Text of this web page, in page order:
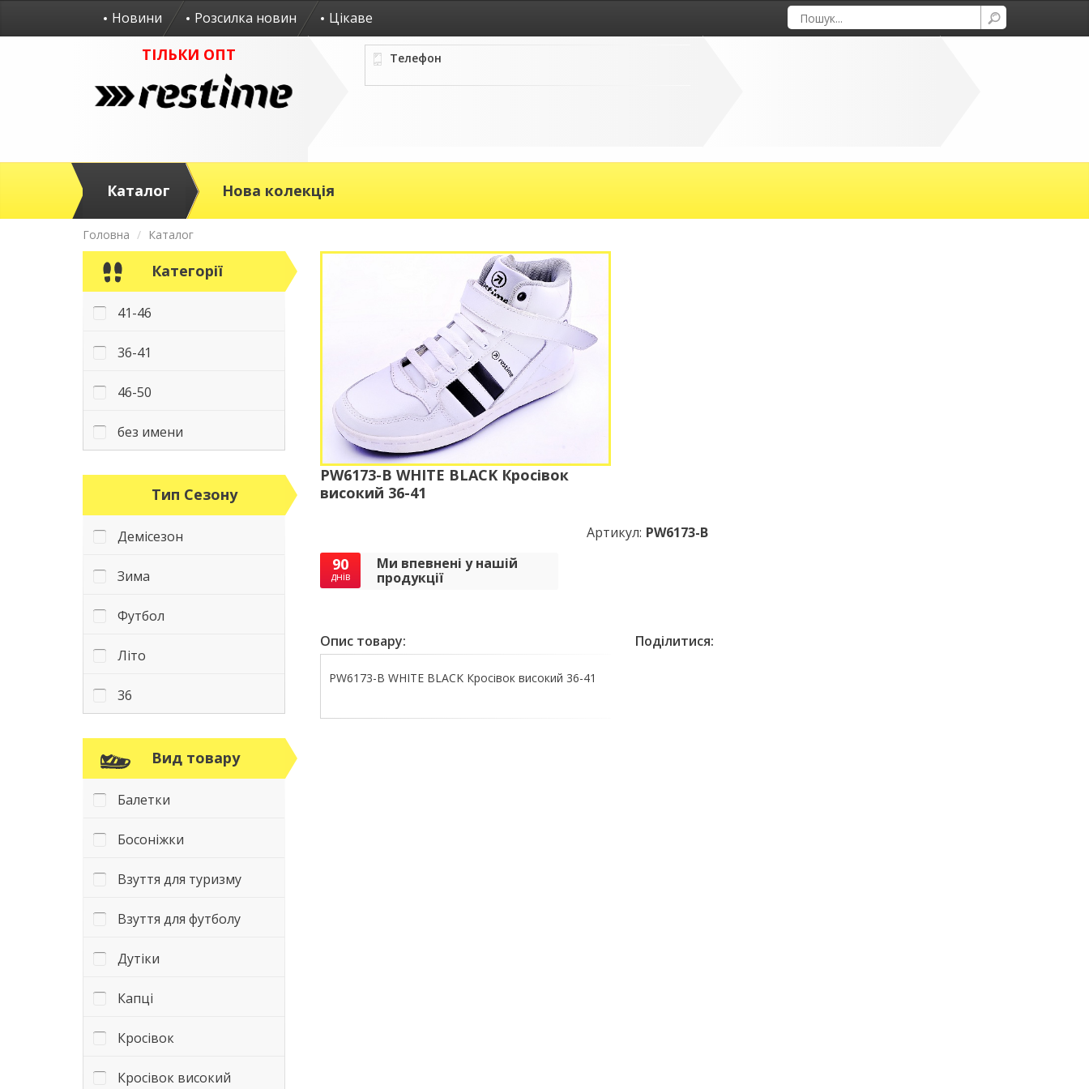
Новини Розсилка новин Цікаве
ТІЛЬКИ ОПТ Телефон
Каталог Нова колекція
Головна Каталог
Категорії
41-46
36-41
46-50
без имени
Тип Сезону
Демісезон
Зима
Футбол
Літо
36
Вид товару
Балетки
Босоніжки
Взуття для туризму
Взуття для футболу
Дутіки
Капці
Кросівок
Кросівок високий
PW6173-B WHITE BLACK Кросівок
високий 36-41
90
днів
Ми впевнені у нашій
продукції
Артикул: PW6173-B
Опис товару:
PW6173-B WHITE BLACK Кросівок високий 36-41
Поділитися: